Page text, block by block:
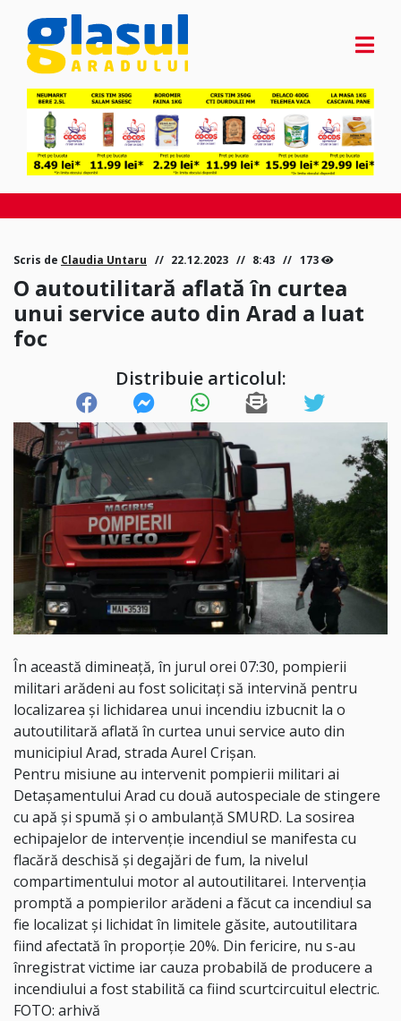
Scris de Claudia Untaru 22.12.2023 8:43 173
O autoutilitară aflată în curtea
unui service auto din Arad a luat
foc
Distribuie articolul:
În această dimineață, în jurul orei 07:30, pompierii
militari arădeni au fost solicitați să intervină pentru
localizarea și lichidarea unui incendiu izbucnit la o
autoutilitară aflată în curtea unui service auto din
municipiul Arad, strada Aurel Crișan.
Pentru misiune au intervenit pompierii militari ai
Detașamentului Arad cu două autospeciale de stingere
cu apă și spumă și o ambulanță SMURD. La sosirea
echipajelor de intervenție incendiul se manifesta cu
flacără deschisă și degajări de fum, la nivelul
compartimentului motor al autoutilitarei. Intervenția
promptă a pompierilor arădeni a făcut ca incendiul sa
fie localizat și lichidat în limitele găsite, autoutilitara
fiind afectată în proporție 20%. Din fericire, nu s-au
înregistrat victime iar cauza probabilă de producere a
incendiului a fost stabilită ca fiind scurtcircuitul electric.
FOTO: arhivă